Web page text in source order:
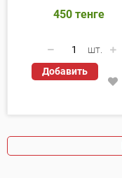
450 тенге
шт.
Добавить